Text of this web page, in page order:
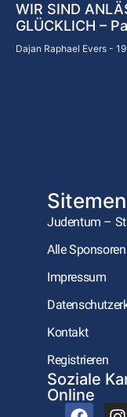
WIR SIND
GLÜCKLICH –
Dajan Raphael Evers
Judentum –
Alle Sponsoren
Impressum
Kontakt
Registrieren
Soziale
Online